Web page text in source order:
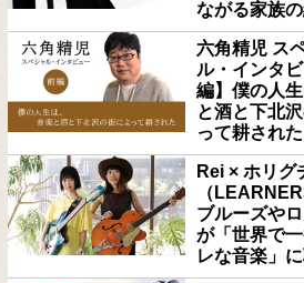
ながる家族
六角精児 ス
ル・インタ
編】僕の人
と酒と下北
って耕された
Rei × ホリグ
（
ブルーズや
が「世界で
レな音楽」